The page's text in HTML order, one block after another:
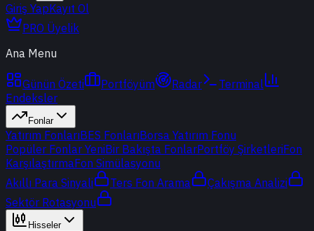
Giriş YapKayıt Ol
PRO Üyelik
Ana Menu
Günün Özeti Portföyüm Radar
Terminal
Endeksler
Fonlar
Yatırım FonlarıBES FonlarıBorsa Yatırım Fonu
Popüler Fonlar YeniBir Bakışta FonlarPortföy ŞirketleriFon
KarşılaştırmaFon Simülasyonu
Akıllı Para Sinyali
Ters Fon Arama
Çakışma Analizi
Sektör Rotasyonu
Hisseler